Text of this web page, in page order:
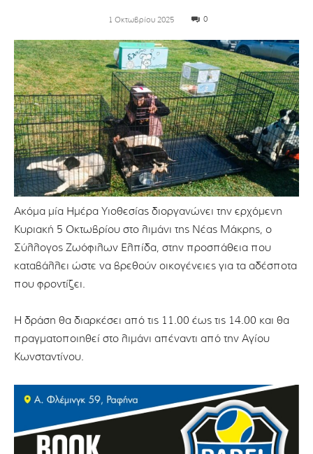
1 Οκτωβρίου 2025 0
Ακόμα μία Ημέρα Υιοθεσίας διοργανώνει την ερχόμενη
Κυριακή 5 Οκτωβρίου στο λιμάνι της Νέας Μάκρης, ο
Σύλλογος Ζωόφιλων Ελπίδα, στην προσπάθεια που
καταβάλλει ώστε να βρεθούν οικογένειες για τα αδέσποτα
που φροντίζει.
Η δράση θα διαρκέσει από τις 11.00 έως τις 14.00 και θα
πραγματοποιηθεί στο λιμάνι απέναντι από την Αγίου
Κωνσταντίνου.